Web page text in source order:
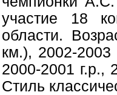
участие 18
области.
км.), 2002-2003
2000-2001 г.р.,
Стиль